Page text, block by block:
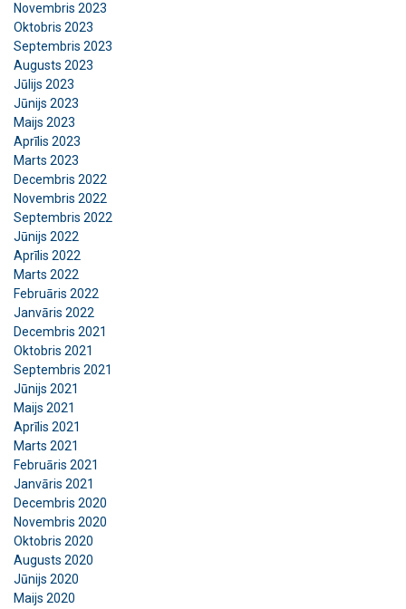
Novembris 2023
Oktobris 2023
Septembris 2023
Augusts 2023
Jūlijs 2023
Jūnijs 2023
Maijs 2023
Aprīlis 2023
Marts 2023
Decembris 2022
Novembris 2022
Septembris 2022
Jūnijs 2022
Aprīlis 2022
Marts 2022
Februāris 2022
Janvāris 2022
Decembris 2021
Oktobris 2021
Septembris 2021
Jūnijs 2021
Maijs 2021
Aprīlis 2021
Marts 2021
Februāris 2021
Janvāris 2021
Decembris 2020
Novembris 2020
Oktobris 2020
Augusts 2020
Jūnijs 2020
Maijs 2020